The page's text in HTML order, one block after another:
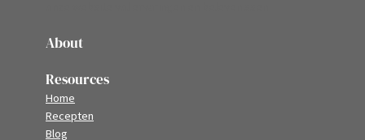
About
Resources
Home
Recepten
Blog